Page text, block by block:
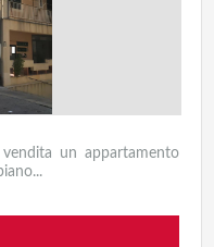
un appartamento